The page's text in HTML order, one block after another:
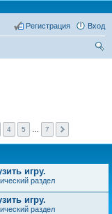
Вход
Регистрация
4 5 7
игру.
раздел
игру.
раздел